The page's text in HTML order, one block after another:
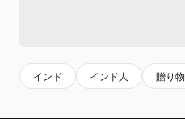
インド インド人 贈り物